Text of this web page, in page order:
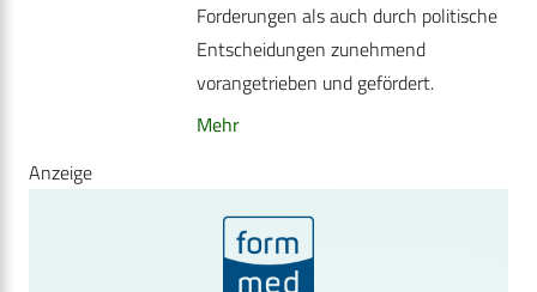
Forderungen als auch durch politische
Entscheidungen zunehmend
vorangetrieben und gefördert.
Mehr
Anzeige